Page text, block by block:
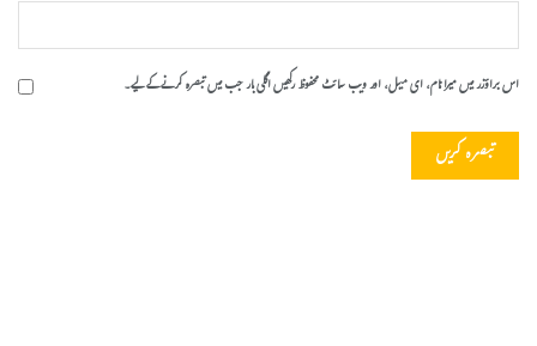
اس براؤزر میں میرا نام، ای میل، اور ویب سائٹ محفوظ رکھیں اگلی بار جب میں تبصرہ کرنے کےلیے۔